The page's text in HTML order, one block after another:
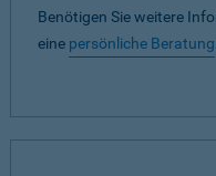
Benötigen Sie weitere
eine persönliche Beratung